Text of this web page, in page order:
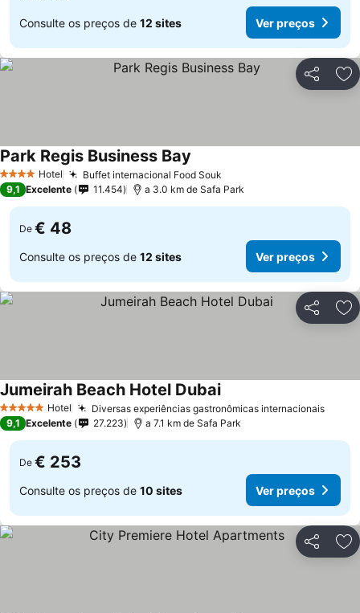
Consulte os preços de 12 sites Ver preços
Partilhar
4 EstrelasHotel Buffet internacional Food Souk
Park Regis Business Bay
9,1 Excelente 11.454 a 3.0 km de Safa Park
De € 48
Consulte os preços de 12 sites Ver preços
Partilhar
5 Estrelas Hotel Diversas experiências gastronômicas internacionais
Jumeirah Beach Hotel Dubai
9,1 Excelente 27.223 a 7.1 km de Safa Park
De € 253
Consulte os preços de 10 sites Ver preços
Partilhar